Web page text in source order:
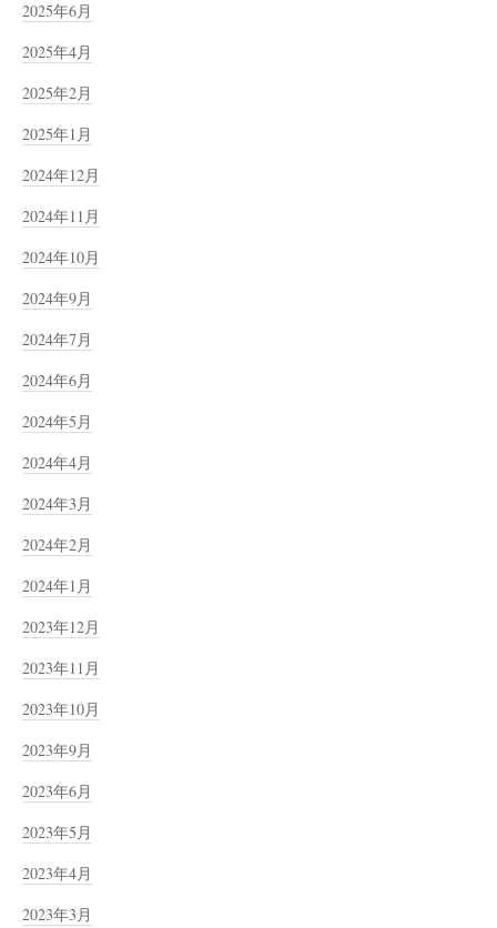
2025年6月
2025年4月
2025年2月
2025年1月
2024年12月
2024年11月
2024年10月
2024年9月
2024年7月
2024年6月
2024年5月
2024年4月
2024年3月
2024年2月
2024年1月
2023年12月
2023年11月
2023年10月
2023年9月
2023年6月
2023年5月
2023年4月
2023年3月